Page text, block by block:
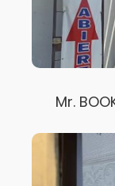
Mr.